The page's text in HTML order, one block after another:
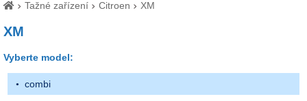
Tažné zařízení Citroen XM
XM
Vyberte model:
combi